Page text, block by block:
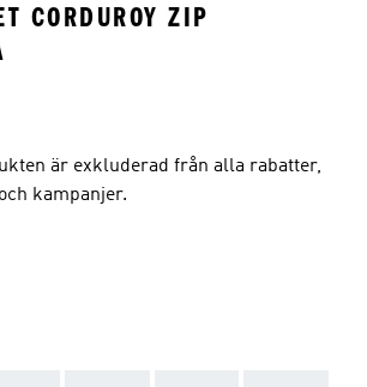
CORDUROY ZIP
är exkluderad från alla rabatter,
kampanjer.